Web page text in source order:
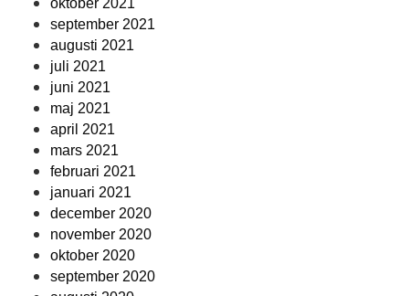
oktober 2021
september 2021
augusti 2021
juli 2021
juni 2021
maj 2021
april 2021
mars 2021
februari 2021
januari 2021
december 2020
november 2020
oktober 2020
september 2020